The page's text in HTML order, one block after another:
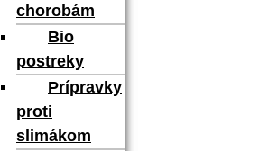
chorobám
Bio
postreky
Prípravky
proti
slimákom